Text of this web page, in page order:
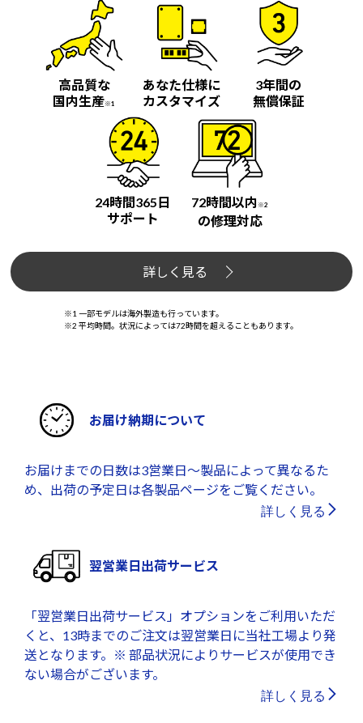
高品質な
国内生産※1
あなた仕様に
カスタマイズ
3年間の
無償保証
24時間365日
サポート
72時間以内 ※2
の修理対応
詳しく見る
※1 一部モデルは海外製造も行っています。
※2 平均時間。状況によっては72時間を超えることもあります。
お届け納期について
お届けまでの日数は3営業日～製品によって異なるた
め、出荷の予定日は各製品ページをご覧ください。
詳しく見る
翌営業日出荷サービス
「翌営業日出荷サービス」オプションをご利用いただ
くと、13時までのご注文は翌営業日に当社工場より発
送となります。※ 部品状況によりサービスが使用でき
ない場合がございます。
詳しく見る